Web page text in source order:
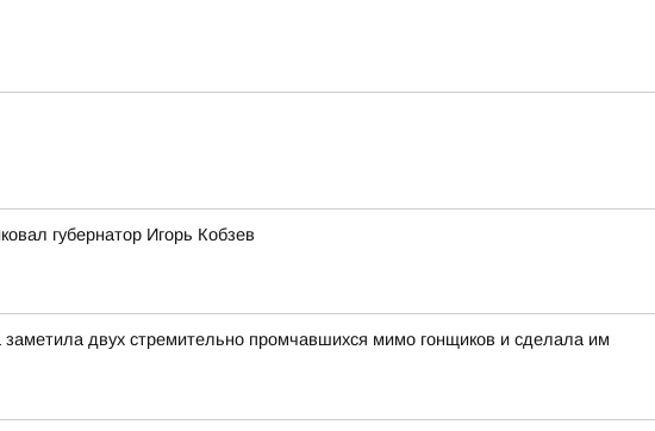
губернатор Игорь Кобзев
заметила двух стремительно промчавшихся мимо гонщиков и сделала им